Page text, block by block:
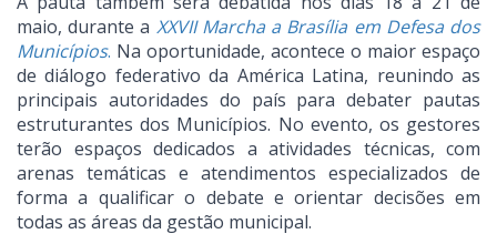
maio, durante a XXVII Marcha a Brasília em Defesa dos
Municípios. Na oportunidade, acontece o maior espaço
de diálogo federativo da América Latina, reunindo as
principais autoridades do país para debater pautas
estruturantes dos Municípios. No evento, os gestores
terão espaços dedicados a atividades técnicas, com
arenas temáticas e atendimentos especializados de
forma a qualificar o debate e orientar decisões em
todas as áreas da gestão municipal.